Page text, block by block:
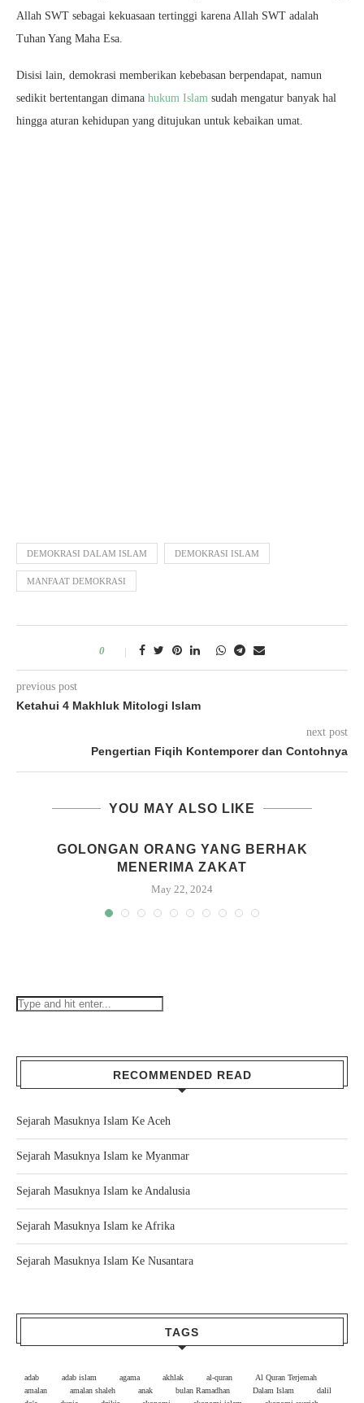
Allah SWT sebagai kekuasaan tertinggi karena Allah SWT adalah
Tuhan Yang Maha Esa.
Disisi lain, demokrasi memberikan kebebasan berpendapat, namun
sedikit bertentangan dimana hukum Islam sudah mengatur banyak hal
hingga aturan kehidupan yang ditujukan untuk kebaikan umat.
DEMOKRASI DALAM ISLAM DEMOKRASI ISLAM
MANFAAT DEMOKRASI
0
previous post
Ketahui 4 Makhluk Mitologi Islam
next post
Pengertian Fiqih Kontemporer dan Contohnya
YOU MAY ALSO LIKE
GOLONGAN ORANG YANG BERHAK
MENERIMA ZAKAT
May 22, 2024
RECOMMENDED READ
Sejarah Masuknya Islam Ke Aceh
Sejarah Masuknya Islam ke Myanmar
Sejarah Masuknya Islam ke Andalusia
Sejarah Masuknya Islam ke Afrika
Sejarah Masuknya Islam Ke Nusantara
TAGS
adab adab islam agama akhlak al-quran
Al Quran Terjemah
amalan
amalan shaleh anak bulan Ramadhan Dalam Islam
dalil